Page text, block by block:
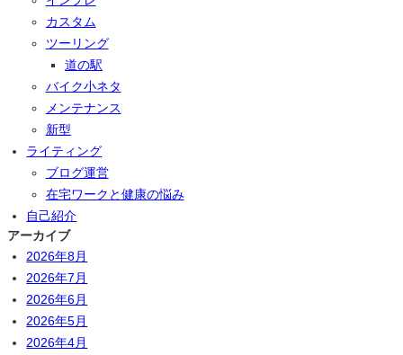
カスタム
ツーリング
道の駅
バイク小ネタ
メンテナンス
新型
ライティング
ブログ運営
在宅ワークと健康の悩み
自己紹介
アーカイブ
2026年8月
2026年7月
2026年6月
2026年5月
2026年4月